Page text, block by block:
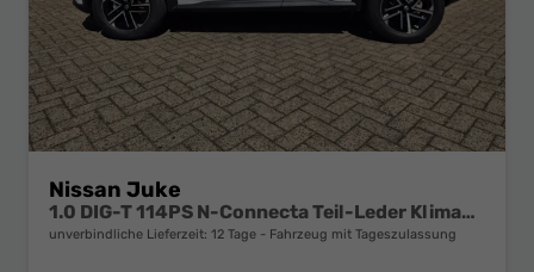
Nissan Juke
1.0 DIG-T 114PS N-Connecta Teil-Leder Klimaautomatik PDC v+h Rückf.Kamera Bluetooth Touchscreen Apple CarPlay Android Auto 17"LM
unverbindliche Lieferzeit: 12 Tage Fahrzeug mit Tageszulassung